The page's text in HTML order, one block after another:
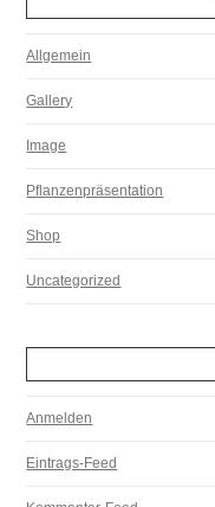
Allgemein
Gallery
Image
Pflanzenpräsentation
Shop
Uncategorized
Anmelden
Eintrags-Feed